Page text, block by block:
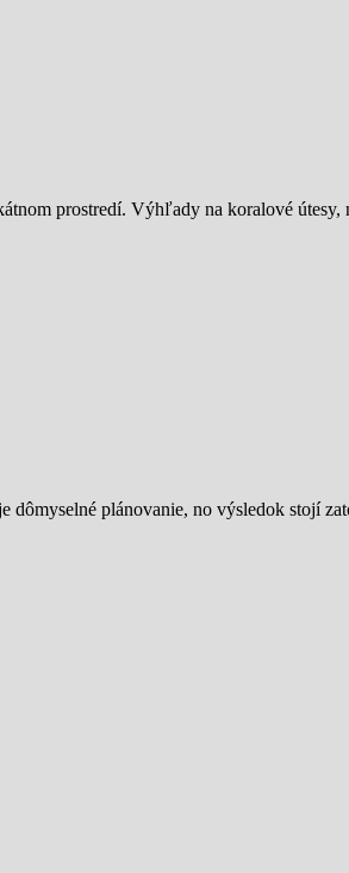
prostredí. Výhľady na koralové
dômyselné plánovanie, no výsledok stojí